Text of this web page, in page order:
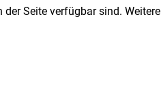
Seite verfügbar sind. Weitere